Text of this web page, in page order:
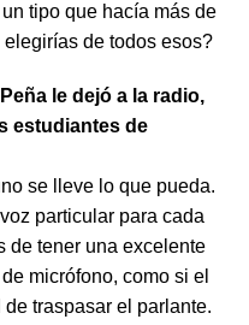
tipo que hacía más de
de todos esos?
le dejó a la radio,
estudiantes de
se lleve lo que pueda.
particular para cada
de tener una excelente
micrófono, como si el
traspasar el parlante.